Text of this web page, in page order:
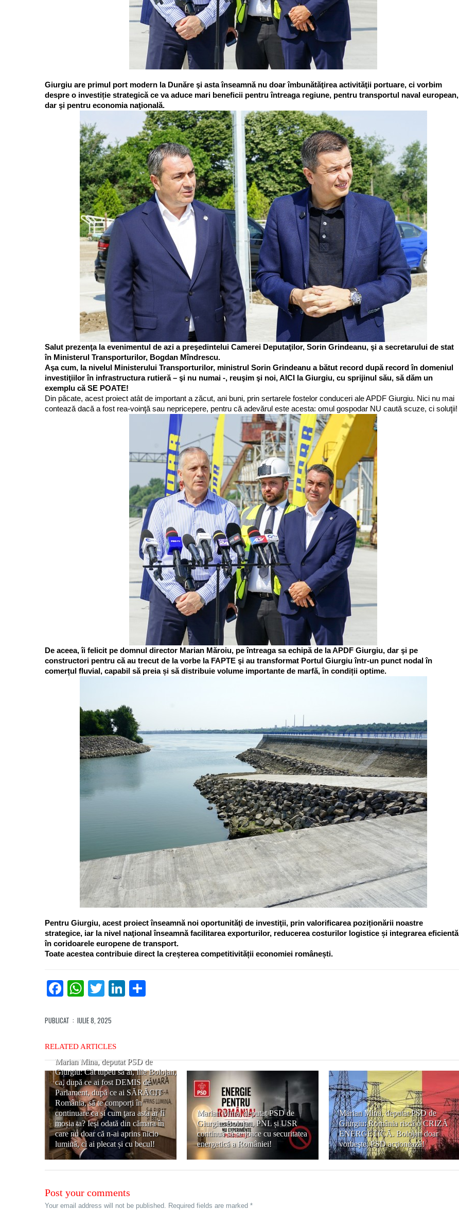
Giurgiu are primul port modern la Dunăre şi asta înseamnă nu doar îmbunătăţirea activităţii portuare, ci vorbim
despre o investiție strategică ce va aduce mari beneficii pentru întreaga regiune, pentru transportul naval european,
dar şi pentru economia naţională.
Salut prezenţa la evenimentul de azi a preşedintelui Camerei Deputaţilor, Sorin Grindeanu, şi a secretarului de stat
în Ministerul Transporturilor, Bogdan Mîndrescu.
Aşa cum, la nivelul Ministerului Transporturilor, ministrul Sorin Grindeanu a bătut record după record în domeniul
investiţiilor în infrastructura rutieră – şi nu numai -, reuşim şi noi, AICI la Giurgiu, cu sprijinul său, să dăm un
exemplu că SE POATE!
Din păcate, acest proiect atât de important a zăcut, ani buni, prin sertarele fostelor conduceri ale APDF Giurgiu. Nici nu mai
contează dacă a fost rea-voinţă sau nepricepere, pentru că adevărul este acesta: omul gospodar NU caută scuze, ci soluţii!
De aceea, îi felicit pe domnul director Marian Măroiu, pe întreaga sa echipă de la APDF Giurgiu, dar şi pe
constructori pentru că au trecut de la vorbe la FAPTE şi au transformat Portul Giurgiu într-un punct nodal în
comerțul fluvial, capabil să preia și să distribuie volume importante de marfă, în condiții optime.
Pentru Giurgiu, acest proiect înseamnă noi oportunităţi de investiţii, prin valorificarea poziționării noastre
strategice, iar la nivel naţional înseamnă facilitarea exporturilor, reducerea costurilor logistice și integrarea eficientă
în coridoarele europene de transport.
Toate acestea contribuie direct la creșterea competitivității economiei românești.
Facebook
WhatsApp
TwitterLinkedIn
PUBLICAT : IULIE 8, 2025
RELATED ARTICLES
Marian Mina, deputat PSD de
Giurgiu: Cât tupeu să ai, Ilie Bolojan,
ca, după ce ai fost DEMIS de
Parlament, după ce ai SĂRĂCIT
România, să te comporți în
continuare ca și cum ţara asta ar fi
moșia ta? Ieși odată din cămara în
care nu doar că n-ai aprins nicio
lumină, ci ai plecat și cu becul!
Marian Mina, deputat PSD de
Giurgiu: Bolojan, PNL și USR
continuă să se joace cu securitatea
energetică a României!
Marian Mina, deputat PSD de
Giurgiu: România riscă o CRIZĂ
ENERGETICĂ. Bolojan doar
vorbeşte, PSD acţionează!
Post your comments
Your email address will not be published. Required fields are marked *